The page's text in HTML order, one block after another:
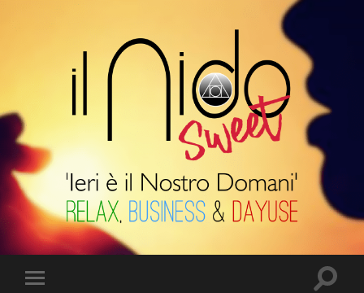
Suite